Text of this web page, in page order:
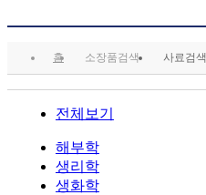
홈 소장품검색 사료검색
전체보기
해부학
생리학
생화학